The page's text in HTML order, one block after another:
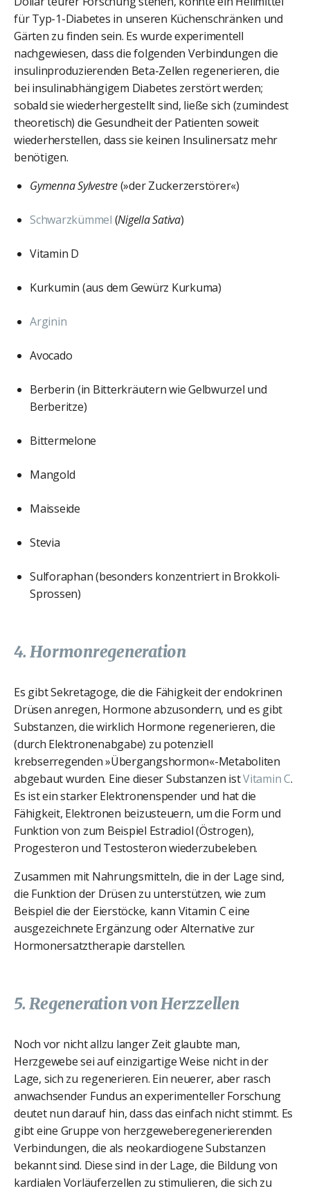
für Typ-1-Diabetes in unseren Küchenschränken und
Gärten zu finden sein. Es wurde experimentell
nachgewiesen, dass die folgenden Verbindungen die
insulinproduzierenden Beta-Zellen regenerieren, die
bei insulinabhängigem Diabetes zerstört werden;
sobald sie wiederhergestellt sind, ließe sich (zumindest
theoretisch) die Gesundheit der Patienten soweit
wiederherstellen, dass sie keinen Insulinersatz mehr
benötigen.
Gymenna Sylvestre(»der Zuckerzerstörer«)
Schwarzkümmel (Nigella Sativa)
Vitamin D
Kurkumin (aus dem Gewürz Kurkuma)
Arginin
Avocado
Berberin (in Bitterkräutern wie Gelbwurzel und
Berberitze)
Bittermelone
Mangold
Maisseide
Stevia
Sulforaphan (besonders konzentriert in Brokkoli-
Sprossen)
4. Hormonregeneration
Es gibt Sekretagoge, die die Fähigkeit der endokrinen
Drüsen anregen, Hormone abzusondern, und es gibt
Substanzen, die wirklich Hormone regenerieren, die
(durch Elektronenabgabe) zu potenziell
krebserregenden »Übergangshormon«-Metaboliten
abgebaut wurden. Eine dieser Substanzen istVitamin C.
Es ist ein starker Elektronenspender und hat die
Fähigkeit, Elektronen beizusteuern, um die Form und
Funktion von zum Beispiel Estradiol (Östrogen),
Progesteron und Testosteron wiederzubeleben.
Zusammen mit Nahrungsmitteln, die in der Lage sind,
die Funktion der Drüsen zu unterstützen, wie zum
Beispiel die der Eierstöcke, kann Vitamin C eine
ausgezeichnete Ergänzung oder Alternative zur
Hormonersatztherapie darstellen.
5. Regeneration von Herzzellen
Noch vor nicht allzu langer Zeit glaubte man,
Herzgewebe sei auf einzigartige Weise nicht in der
Lage, sich zu regenerieren. Ein neuerer, aber rasch
anwachsender Fundus an experimenteller Forschung
deutet nun darauf hin, dass das einfach nicht stimmt. Es
gibt eine Gruppe von herzgeweberegenerierenden
Verbindungen, die als neokardiogene Substanzen
bekannt sind. Diese sind in der Lage, die Bildung von
kardialen Vorläuferzellen zu stimulieren, die sich zu